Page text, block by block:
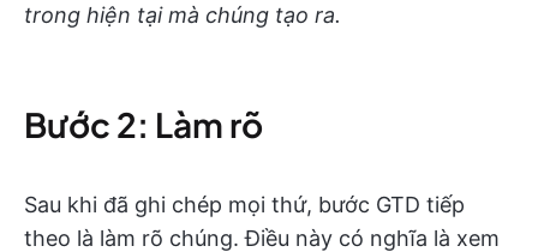
trong hiện tại mà chúng tạo ra.
Bước 2: Làm rõ
Sau khi đã ghi chép mọi thứ, bước GTD tiếp
theo là làm rõ chúng. Điều này có nghĩa là xem